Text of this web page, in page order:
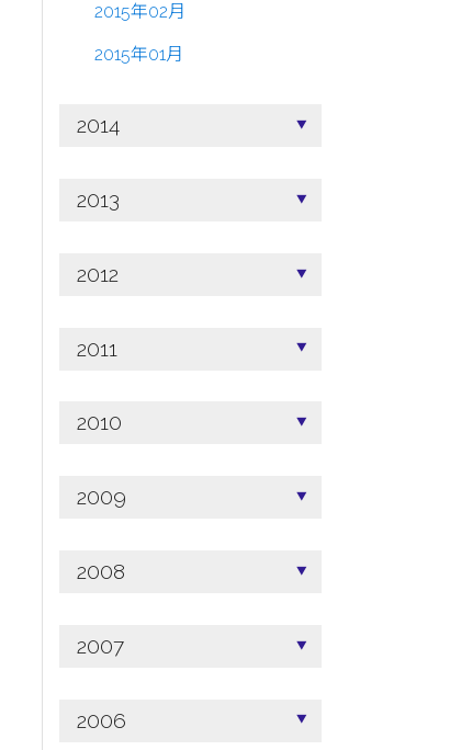
2015年02月
2015年01月
2014
2013
2012
2011
2010
2009
2008
2007
2006